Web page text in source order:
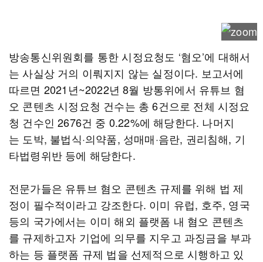
방송통신위원회를 통한 시정요청도 ‘혐오’에 대해서
는 사실상 거의 이뤄지지 않는 실정이다. 보고서에
따르면 2021년~2022년 8월 방통위에서 유튜브 혐
오 콘텐츠 시정요청 건수는 총 6건으로 전체 시정요
청 건수인 2676건 중 0.22%에 해당한다. 나머지
는 도박, 불법식·의약품, 성매매·음란, 권리침해, 기
타법령위반 등에 해당한다.
전문가들은 유튜브 혐오 콘텐츠 규제를 위해 법 제
정이 필수적이라고 강조한다. 이미 유럽, 호주, 영국
등의 국가에서는 이미 해외 플랫폼 내 혐오 콘텐츠
를 규제하고자 기업에 의무를 지우고 과징금을 부과
하는 등 플랫폼 규제 법을 선제적으로 시행하고 있